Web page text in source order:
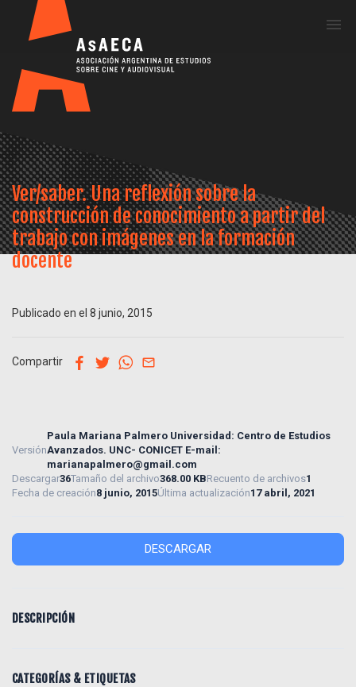
Ver/saber. Una reflexión sobre la
construcción de conocimiento a partir del
trabajo con imágenes en la formación
docente
Publicado en el 8 junio, 2015
Compartir facebook
twitterwhatsapp
Versión
Paula Mariana Palmero Universidad: Centro de Estudios
Avanzados. UNC- CONICET E-mail:
marianapalmero@gmail.com
Descargar36Tamaño del archivo368.00 KBRecuento de archivos1
Fecha de creación8 junio, 2015Última actualización17 abril, 2021
DESCARGAR
DESCRIPCIÓN
CATEGORÍAS & ETIQUETAS